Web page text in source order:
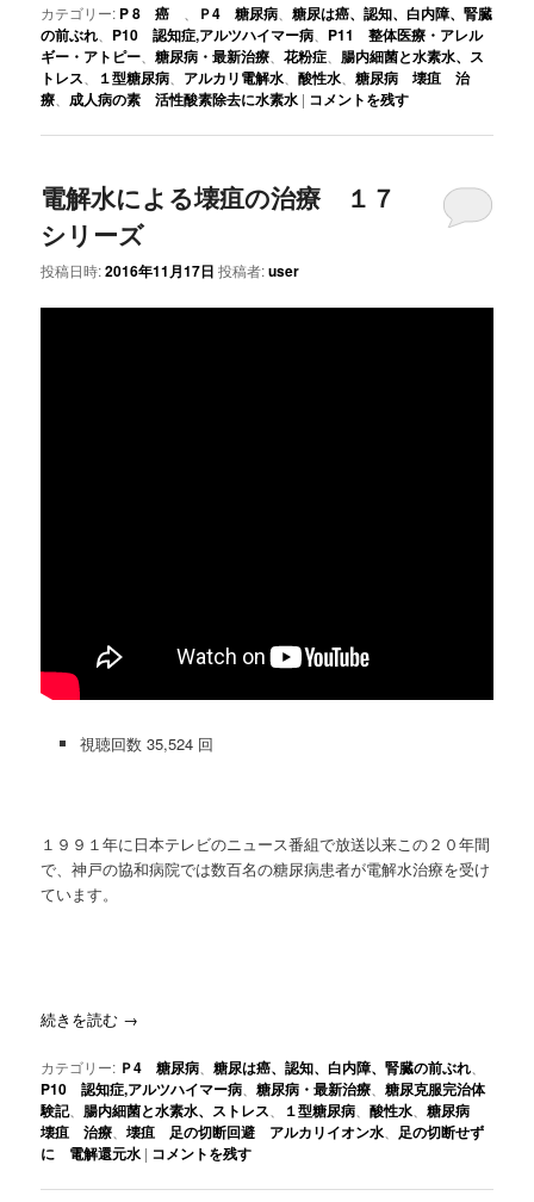
カテゴリー: P 8 癌 Ｐ4 糖尿病 、糖尿は癌、認知、白内障、腎臓
の前ぶれ
P10 認知症,アルツハイマー病
P11 整体医療・アレル
ギー・アトピー 、糖尿病・最新治療 、花粉症
腸内細菌と水素水、ス
トレス
１型糖尿病 アルカリ電解水 、酸性水 、糖尿病 壊疽 治
療
成人病の素 活性酸素除去に水素水 | コメントを残す
電解水による壊疽の治療 １７
シリーズ
投稿日時:2016年11月17日 投稿者:user
視聴回数 35,524 回
１９９１年に日本テレビのニュース番組で放送以来この２０年間
で、神戸の協和病院では数百名の糖尿病患者が電解水治療を受け
ています。
続きを読む →
カテゴリー: Ｐ4 糖尿病 、糖尿は癌、認知、白内障、腎臓の前ぶれ
P10 認知症,アルツハイマー病 、糖尿病・最新治療 、糖尿克服完治体
験記、 腸内細菌と水素水、ストレス １型糖尿病 、酸性水 、糖尿病
壊疽 治療 、壊疽 足の切断回避 アルカリイオン水
足の切断せず
に 電解還元水 | コメントを残す